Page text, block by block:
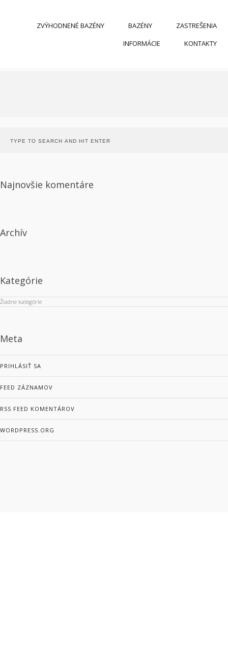
ZVÝHODNENÉ BAZÉNY BAZÉNY
ZASTREŠENIA
INFORMÁCIE
KONTAKTY
Najnovšie komentáre
Archív
Kategórie
Žiadne kategórie
Meta
PRIHLÁSIŤ SA
FEED ZÁZNAMOV
RSS FEED KOMENTÁROV
WORDPRESS.ORG